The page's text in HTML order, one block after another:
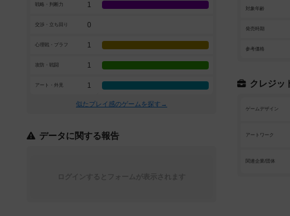
対象年齢
発売時期
参考価格
クレジッ
ゲームデザイン
アートワーク
関連企業/団体
戦略・判断力 1
交渉・立ち回り 0
心理戦・ブラフ 1
攻防・戦闘 1
アート・外見 1
似たプレイ感のゲームを探す→
データに関する報告